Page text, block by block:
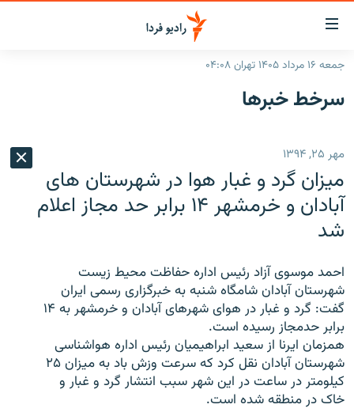
لینک‌های
قابلیت
دسترسی
بازگشت
اصلی
رفتن
به
صفحه
جستجو
ایران
رادیو
انتخاب کنید و بشنوید
برنامه‌های رادیویی
پادکست
چندرسانه‌ای
گزارش‌های ویدئویی
English
به ما بپیوندید
جمعه ۱۶ مرداد ۱۴۰۵ تهران ۰۴:۰۸
سرخط‌ خبرها
مهر ۲۵, ۱۳۹۴
میزان گرد و غبار هوا در شهرستان های
آبادان و خرمشهر ۱۴ برابر حد مجاز اعلام
شد
احمد موسوی آزاد رئیس اداره حفاظت محیط زیست
شهرستان آبادان شامگاه شنبه به خبرگزاری رسمی ایران
گفت: گرد و غبار در هوای شهرهای آبادان و خرمشهر به ۱۴
برابر حدمجاز رسیده است.
همزمان ایرنا از سعید ابراهیمیان رئیس اداره هواشناسی
شهرستان آبادان نقل کرد که سرعت وزش باد به میزان ۲۵
کیلومتر در ساعت در این شهر سبب انتشار گرد و غبار و
خاک در منطقه شده است.